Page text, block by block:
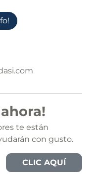
ahora!
te están
con gusto.
CLIC AQUÍ